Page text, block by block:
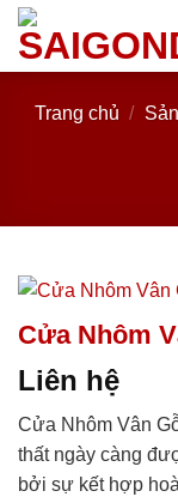
Bỏ
qua
nội
dungTrang chủ /
Cửa Nhôm
Liên hệ
Cửa Nhôm Vân
thất ngày càng
bởi sự kết hợp